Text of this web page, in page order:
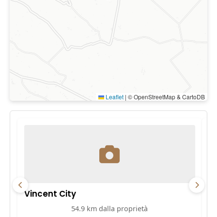
Leaflet | © OpenStreetMap & CartoDB
Vincent City
54.9 km dalla proprietà